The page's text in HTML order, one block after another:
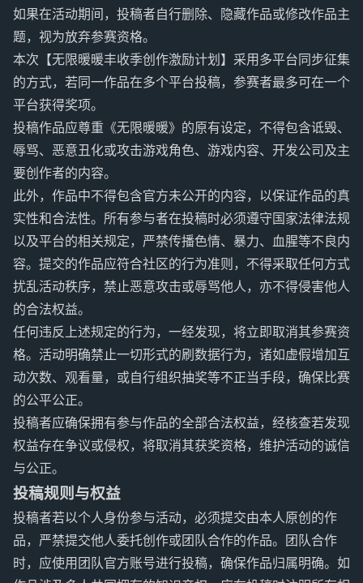
如果在活动期间，投稿者自行删除、隐藏作品或修改作品主
题，视为放弃参赛资格。
本次【无限暖暖丰收季创作激励计划】采用多平台同步征集
的方式，若同一作品在多个平台投稿，参赛者最多可在一个
平台获得奖项。
投稿作品应尊重《无限暖暖》的原有设定，不得包含诋毁、
辱骂、恶意丑化或攻击游戏角色、游戏内容、开发公司及主
要创作者的内容。
此外，作品中不得包含官方未公开的内容，以保证作品的真
实性和合法性。所有参与者在投稿时必须遵守国家法律法规
以及平台的相关规定，严禁传播色情、暴力、血腥等不良内
容。提交的作品应符合社区的行为准则，不得采取任何方式
扰乱活动秩序，禁止恶意攻击或辱骂他人，亦不得侵害他人
的合法权益。
任何违反上述规定的行为，一经发现，将立即取消其参赛资
格。活动明确禁止一切形式的刷数据行为，诸如虚假增加互
动次数、观看量，或自行组织抽奖等不正当手段，确保比赛
的公平公正。
投稿者应确保拥有参与作品的全部合法权益，经核查若发现
权益存在争议或侵权，将取消其获奖资格，维护活动的诚信
与公正。
投稿规则与权益
投稿者若以个人身份参与活动，必须提交由本人原创的作
品，严禁提交他人委托创作或团队合作的作品。团队合作
时，应使用团队官方账号进行投稿，确保作品归属明确。如